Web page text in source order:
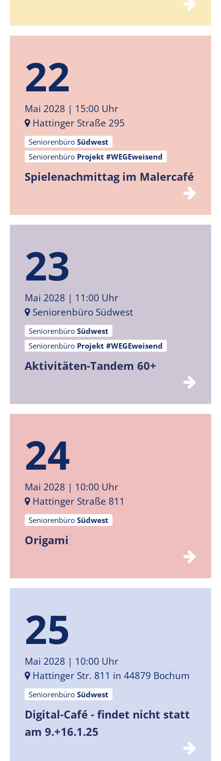
22
Mai 2028 | 15:00 Uhr
Hattinger Straße 295
Seniorenbüro Südwest
Seniorenbüro Projekt #WEGEweisend
Spielenachmittag im Malercafé
23
Mai 2028 | 11:00 Uhr
Seniorenbüro Südwest
Seniorenbüro Südwest
Seniorenbüro Projekt #WEGEweisend
Aktivitäten-Tandem 60+
24
Mai 2028 | 10:00 Uhr
Hattinger Straße 811
Seniorenbüro Südwest
Origami
25
Mai 2028 | 10:00 Uhr
Hattinger Str. 811 in 44879 Bochum
Seniorenbüro Südwest
Digital-Café - findet nicht statt
am 9.+16.1.25